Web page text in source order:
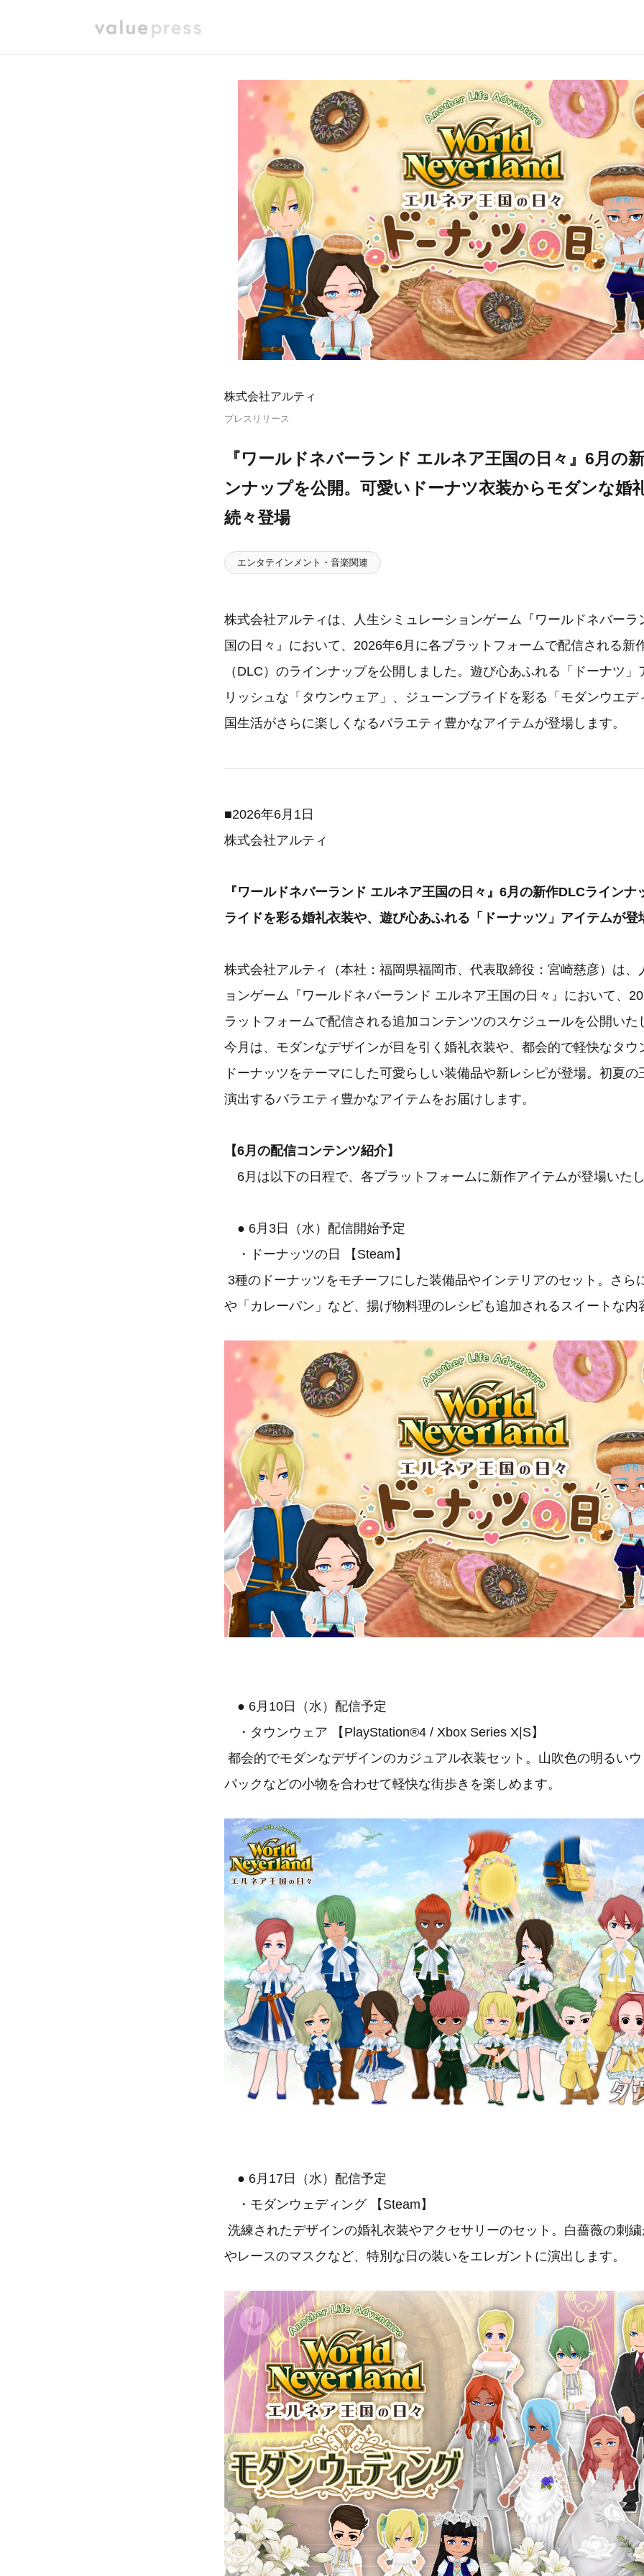
株式会社アルティ
プレスリリース
『ワールドネバーランド エルネア王国の日々』6月の
ンナップを公開。可愛いドーナツ衣装からモダンな婚
続々登場
エンタテインメント・音楽関連
株式会社アルティは、人生シミュレーションゲーム『ワールドネバーラ
国の日々』において、2026年6月に各プラットフォームで配信される新
（DLC）のラインナップを公開しました。遊び心あふれる「ドーナツ
リッシュな「タウンウェア」、ジューンブライドを彩る「モダンウエデ
国生活がさらに楽しくなるバラエティ豊かなアイテムが登場します。
■2026年6月1日
株式会社アルティ
『ワールドネバーランド エルネア王国の日々』6月の新作DLCラインナ
ライドを彩る婚礼衣装や、遊び心あふれる「ドーナッツ」アイテムが登
株式会社アルティ（本社：福岡県福岡市、代表取締役：宮崎慈彦）は、
ョンゲーム『ワールドネバーランド エルネア王国の日々』において、
ラットフォームで配信される追加コンテンツのスケジュールを公開いた
今月は、モダンなデザインが目を引く婚礼衣装や、都会的で軽快なタウ
ドーナッツをテーマにした可愛らしい装備品や新レシピが登場。初夏の
演出するバラエティ豊かなアイテムをお届けします。
【6月の配信コンテンツ紹介】
6月は以下の日程で、各プラットフォームに新作アイテムが登場いた
● 6月3日（水）配信開始予定
・ドーナッツの日 【Steam】
3種のドーナッツをモチーフにした装備品やインテリアのセット。さら
や「カレーパン」など、揚げ物料理のレシピも追加されるスイートな内
● 6月10日（水）配信予定
・タウンウェア 【PlayStation®4 / Xbox Series X|S】
都会的でモダンなデザインのカジュアル衣装セット。山吹色の明るい
パックなどの小物を合わせて軽快な街歩きを楽しめます。
● 6月17日（水）配信予定
・モダンウェディング 【Steam】
洗練されたデザインの婚礼衣装やアクセサリーのセット。白薔薇の刺
やレースのマスクなど、特別な日の装いをエレガントに演出します。